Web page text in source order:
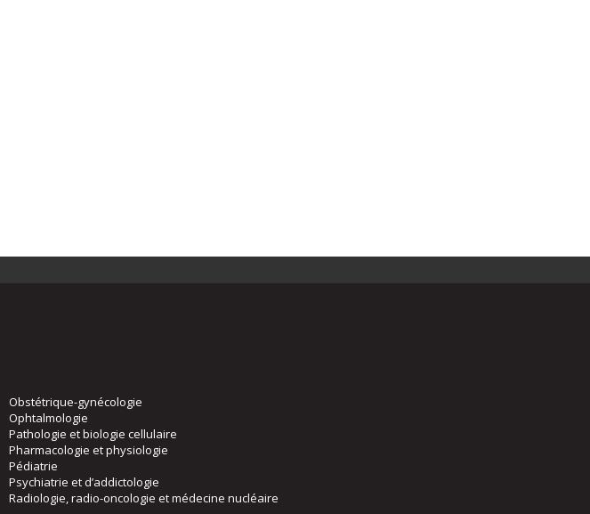
Obstétrique-gynécologie
Ophtalmologie
Pathologie et biologie cellulaire
Pharmacologie et physiologie
Pédiatrie
Psychiatrie et d’addictologie
Radiologie, radio-oncologie et médecine nucléaire